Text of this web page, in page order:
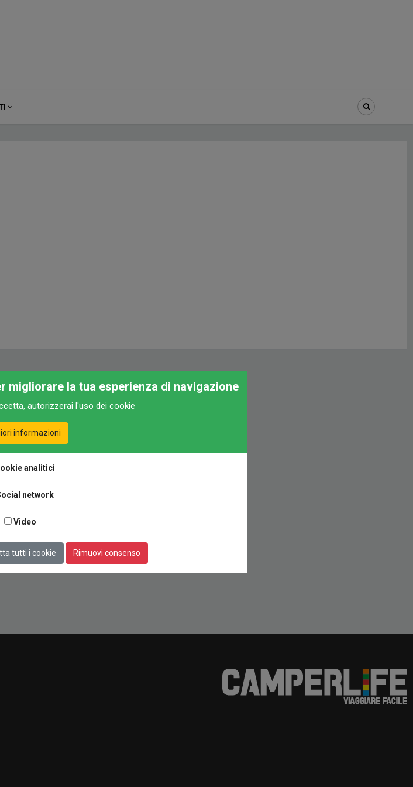
migliorare la tua esperienza di navigazione
autorizzerai l'uso dei cookie
informazioni
analitici
network
Video
tutti i cookie Rimuovi consenso